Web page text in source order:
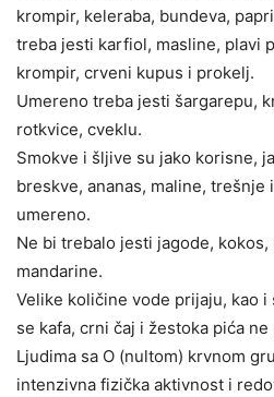
krompir, keleraba, bundeva,
treba jesti karfiol, masline, plavi
krompir, crveni kupus i prokelj.
Umereno treba jesti šargarepu,
rotkvice, cveklu.
Smokve i šljive su jako korisne,
breskve, ananas, maline,
umereno.
Ne bi trebalo jesti jagode,
mandarine.
Velike količine vode prijaju, kao
se kafa, crni čaj i žestoka pića
Ljudima sa O (nultom) krvnom
intenzivna fizička aktivnost i